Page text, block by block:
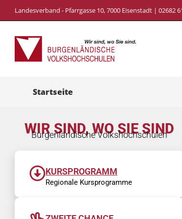
Landesverband - Pfarrgasse 10, 7000 Eisenstadt | 02682
Startseite
WIR SIND, WO SIE SIND
Burgenländische Volkshochschulen
KURSPROGRAMM
Regionale Kursprogramme